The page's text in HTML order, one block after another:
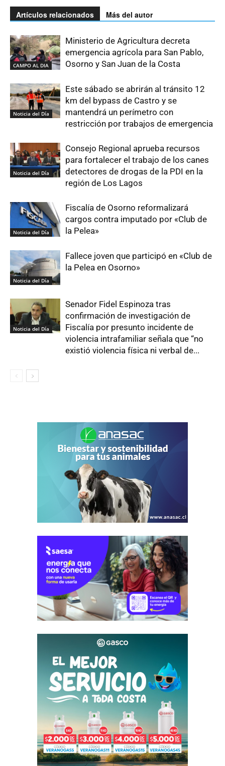
Artículos relacionados Más del autor
CAMPO AL DIA
Ministerio de Agricultura decreta
emergencia agrícola para San Pablo,
Osorno y San Juan de la Costa
Noticia del Día
Este sábado se abrirán al tránsito 12
km del bypass de Castro y se
mantendrá un perímetro con
restricción por trabajos de emergencia
Noticia del Día
Consejo Regional aprueba recursos
para fortalecer el trabajo de los canes
detectores de drogas de la PDI en la
región de Los Lagos
Noticia del Día
Fiscalía de Osorno reformalizará
cargos contra imputado por «Club de
la Pelea»
Noticia del Día
Fallece joven que participó en «Club de
la Pelea en Osorno»
Noticia del Día
Senador Fidel Espinoza tras
confirmación de investigación de
Fiscalía por presunto incidente de
violencia intrafamiliar señala que “no
existió violencia física ni verbal de...